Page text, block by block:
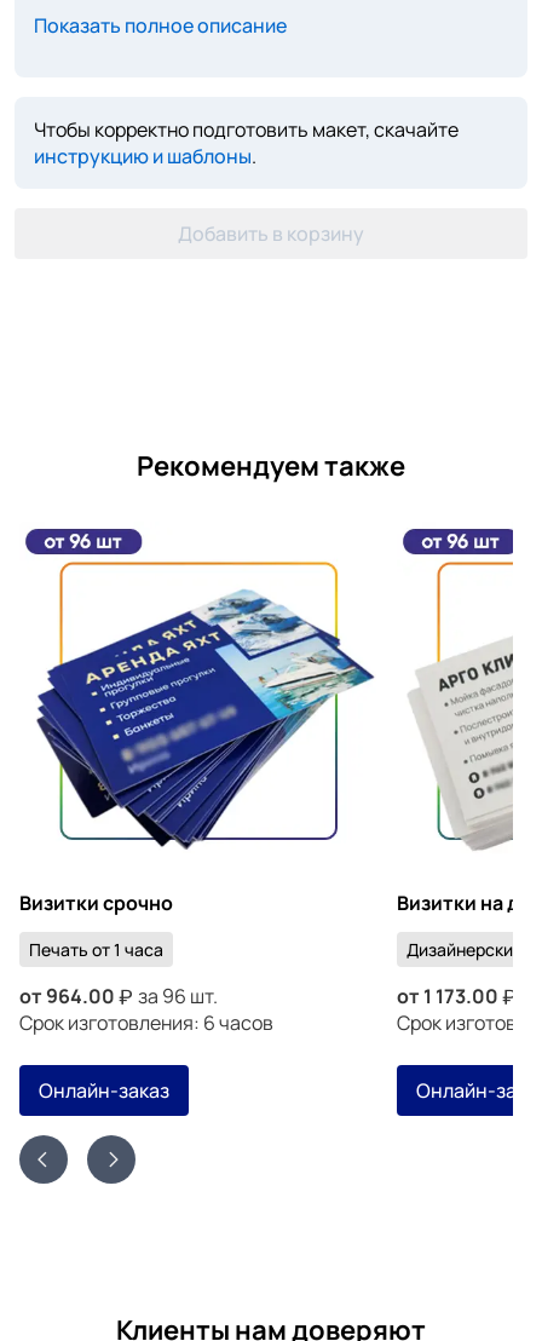
Показать полное описание
Чтобы корректно подготовить макет, скачайте
инструкцию и шаблоны.
Добавить в корзину
Рекомендуем также
Визитки срочно
Печать от 1 часа
от964.00
за 96 шт.
Срок изготовления: 6 часов
Онлайн-заказ
Визитки на
Дизайнерский
от 1 173.00
Срок
Онлайн-
Клиенты нам доверяют